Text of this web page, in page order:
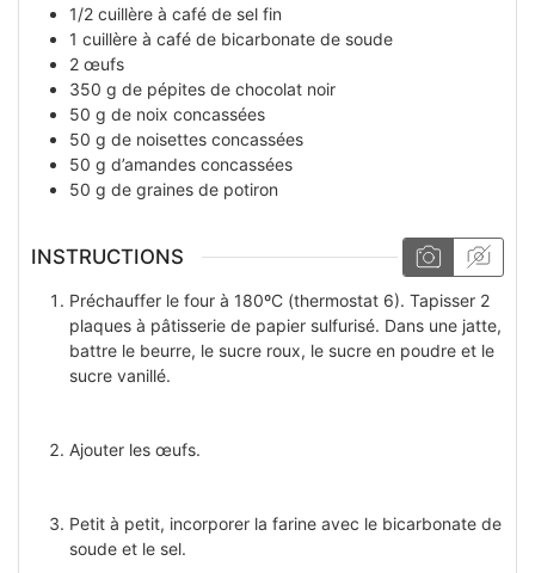
1/2 cuillère à café de sel fin
1 cuillère à café de bicarbonate de soude
2 œufs
350 g de pépites de chocolat noir
50 g de noix concassées
50 g de noisettes concassées
50 g d’amandes concassées
50 g de graines de potiron
INSTRUCTIONS
Préchauffer le four à 180ºC (thermostat 6). Tapisser 2
plaques à pâtisserie de papier sulfurisé. Dans une jatte,
battre le beurre, le sucre roux, le sucre en poudre et le
sucre vanillé.
Ajouter les œufs.
Petit à petit, incorporer la farine avec le bicarbonate de
soude et le sel.